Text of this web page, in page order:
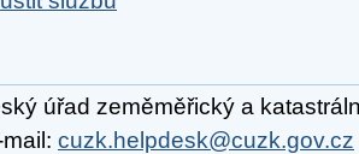
úřad zeměměřický a
cuzk.helpdesk@cuzk.gov.cz